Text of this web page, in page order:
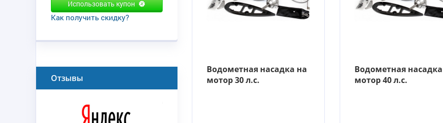
Использовать купон
Как получить скидку?
Отзывы
Водометная насадка на
мотор 30 л.с.
Водометная
мотор 40 л.с.